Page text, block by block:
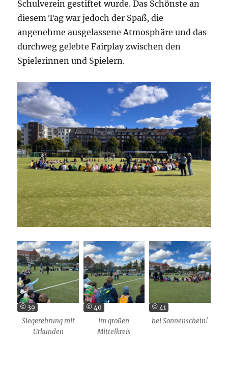
Schulverein gestiftet wurde. Das Schönste an
diesem Tag war jedoch der Spaß, die
angenehme ausgelassene Atmosphäre und das
durchweg gelebte Fairplay zwischen den
Spielerinnen und Spielern.
© 39
Siegerehrung mit
Urkunden
© 40
im großen
Mittelkreis
© 41
bei Sonnenschein!